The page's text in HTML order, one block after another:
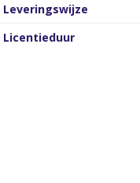
Leveringswijze
Licentieduur